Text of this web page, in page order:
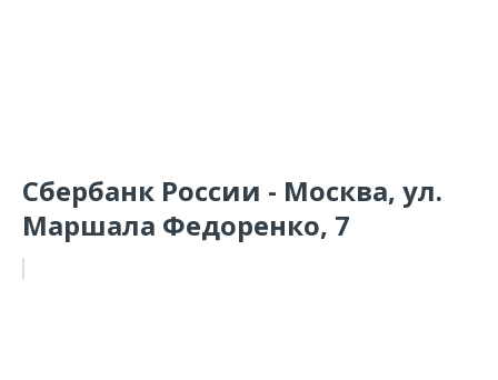
Сбербанк России - Москва, ул.
Маршала Федоренко, 7